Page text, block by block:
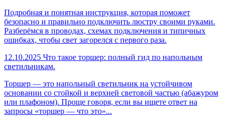
Подробная и понятная инструкция, которая поможет
безопасно и правильно подключить люстру своими руками.
Разберёмся в проводах, схемах подключения и типичных
ошибках, чтобы свет загорелся с первого раза.
12.10.2025 Что такое торшер: полный гид по напольным
светильникам.
Торшер — это напольный светильник на устойчивом
основании со стойкой и верхней световой частью (абажуром
или плафоном). Проще говоря, если вы ищете ответ на
запросы «торшер — что это»...